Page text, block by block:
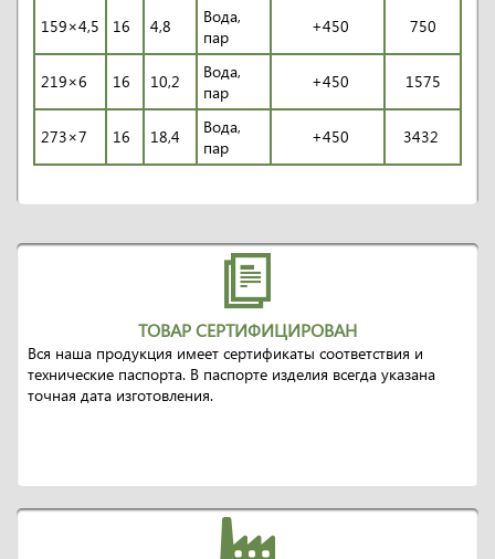
159×4,5 16 4,8
Вода,
пар
+450 750
219×6 16 10,2
Вода,
пар
+450 1575
273×7 16 18,4
Вода,
пар
+450 3432
ТОВАР СЕРТИФИЦИРОВАН
Вся наша продукция имеет сертификаты соответствия и
технические паспорта. В паспорте изделия всегда указана
точная дата изготовления.